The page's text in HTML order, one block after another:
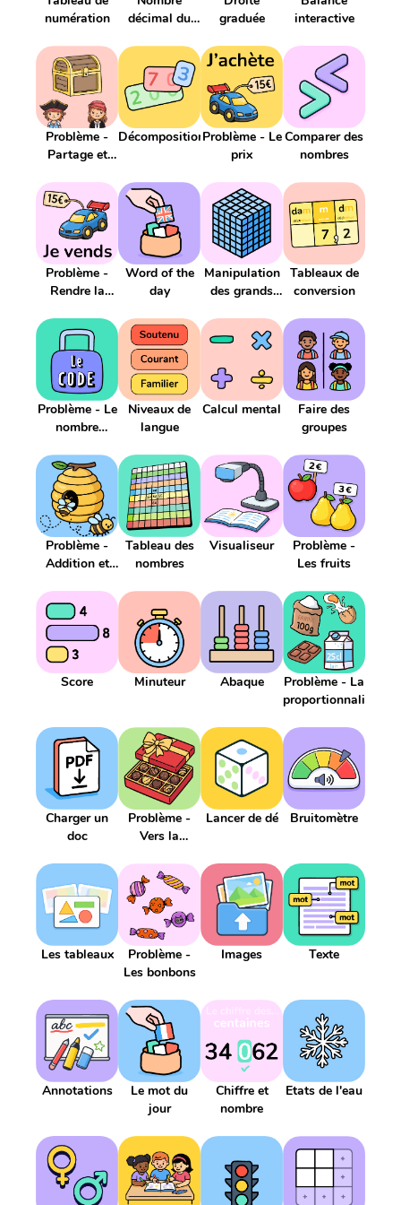
Seyes
Signes Silence Solide
Somme d'argent
Texte
Timer Tirage au sort
Tirelire
Transformation d'un état
Unité
Valeur de position
Valeurs de position
Valeurs de position. Verbe
Ville
Virgule
Vocabulaire Volume Égal
numération
décimal du
graduée
interactive
Problème -
Partage et
DécompositionProblème - Le
prix
Comparer des
nombres
Problème -
Rendre la
Word of the
day
Manipulation
des grands
Tableaux de
conversion
Problème - Le
nombre
Niveaux de
langue
Calcul mental
Faire des
groupes
Problème -
Addition et
Tableau des
nombres
Visualiseur
Problème -
Les fruits
Score Minuteur Abaque
Problème - La
proportionnalité
Charger un
doc
Problème -
Vers la
Lancer de dé Bruitomètre
Les tableaux
Problème -
Les bonbons
Images Texte
Annotations
Le mot du
jour
Chiffre et
nombre
Etats de l'eau